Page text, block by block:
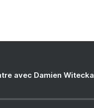
avec Damien Witecka